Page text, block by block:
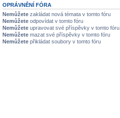
OPRÁVNĚNÍ FÓRA
Nemůžete zakládat nová témata v tomto fóru
Nemůžete odpovídat v tomto fóru
Nemůžete upravovat své příspěvky v tomto fóru
Nemůžete mazat své příspěvky v tomto fóru
Nemůžete přikládat soubory v tomto fóru